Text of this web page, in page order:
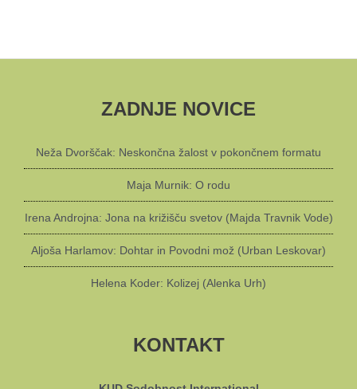
ZADNJE NOVICE
Neža Dvorščak: Neskončna žalost v pokončnem formatu
Maja Murnik: O rodu
Irena Androjna: Jona na križišču svetov (Majda Travnik Vode)
Aljoša Harlamov: Dohtar in Povodni mož (Urban Leskovar)
Helena Koder: Kolizej (Alenka Urh)
KONTAKT